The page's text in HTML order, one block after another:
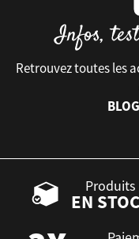
Retrouvez toutes les
Produits
EN